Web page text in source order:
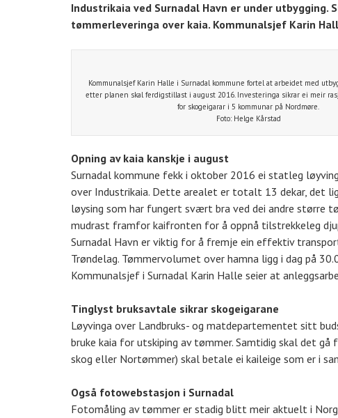
Industrikaia ved Surnadal Havn er under
tømmerleveringa over kaia. Kommunalsjef Karin
Kommunalsjef Karin Halle i Surnadal kommune fortel at arbeidet med
etter planen skal ferdigstillast i august 2016. Investeringa sikrar ei meir
for skogeigarar i 5 kommunar på Nordmøre.
Foto: Helge Kårstad
Opning av kaia kanskje i august
Surnadal kommune fekk i oktober 2016 ei statleg
over Industrikaia. Dette arealet er totalt 13 dekar, det
løysing som har fungert svært bra ved dei andre større
mudrast framfor kaifronten for å oppnå tilstrekkeleg
Surnadal Havn er viktig for å fremje ein effektiv
Trøndelag. Tømmervolumet over hamna ligg i dag på
Kommunalsjef i Surnadal Karin Halle seier at
Tinglyst bruksavtale sikrar skogeigarane
Løyvinga over Landbruks- og matdepartementet sitt
bruke kaia for utskiping av tømmer. Samtidig skal det
skog eller Nortømmer) skal betale ei kaileige som er i
Også fotowebstasjon i Surnadal
Fotomåling av tømmer er stadig blitt meir aktuelt i